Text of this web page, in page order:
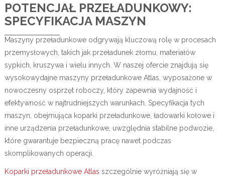
POTENCJAŁ PRZEŁADUNKOWY:
SPECYFIKACJA MASZYN
Maszyny przeładunkowe odgrywają kluczową rolę w procesach
przemysłowych, takich jak przeładunek złomu, materiałów
sypkich, kruszywa i wielu innych. W naszej ofercie znajdują się
wysokowydajne maszyny przeładunkowe Atlas, wyposażone w
nowoczesny osprzęt roboczy, który zapewnia wydajność i
efektywność w najtrudniejszych warunkach. Specyfikacja tych
maszyn, obejmująca koparki przeładunkowe, ładowarki kołowe i
inne urządzenia przeładunkowe, uwzględnia stabilne podwozie,
które gwarantuje bezpieczną pracę nawet podczas
skomplikowanych operacji.
Koparki przeładunkowe Atlas szczególnie wyróżniają się w